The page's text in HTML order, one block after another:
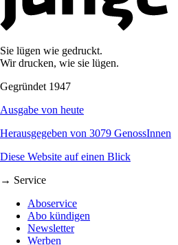
Sie lügen wie gedruckt.
Wir drucken, wie sie lügen.
Gegründet 1947
Ausgabe von heute
Herausgegeben von 3079 GenossInnen
Diese Website auf einen Blick
→ Service
Aboservice
Abo kündigen
Newsletter
Werben